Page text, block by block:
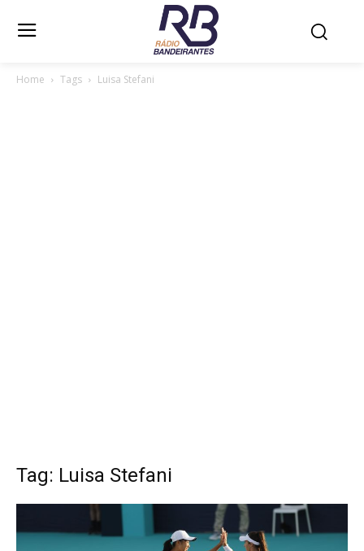
Home Tags Luisa Stefani
Tag: Luisa Stefani